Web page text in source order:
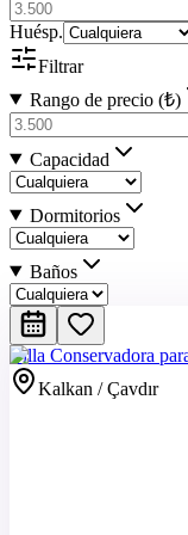
Huésp.
Filtrar
Rango de precio (₺)
Capacidad
Dormitorios
Baños
Villa Conservadora
Kalkan / Çavdır